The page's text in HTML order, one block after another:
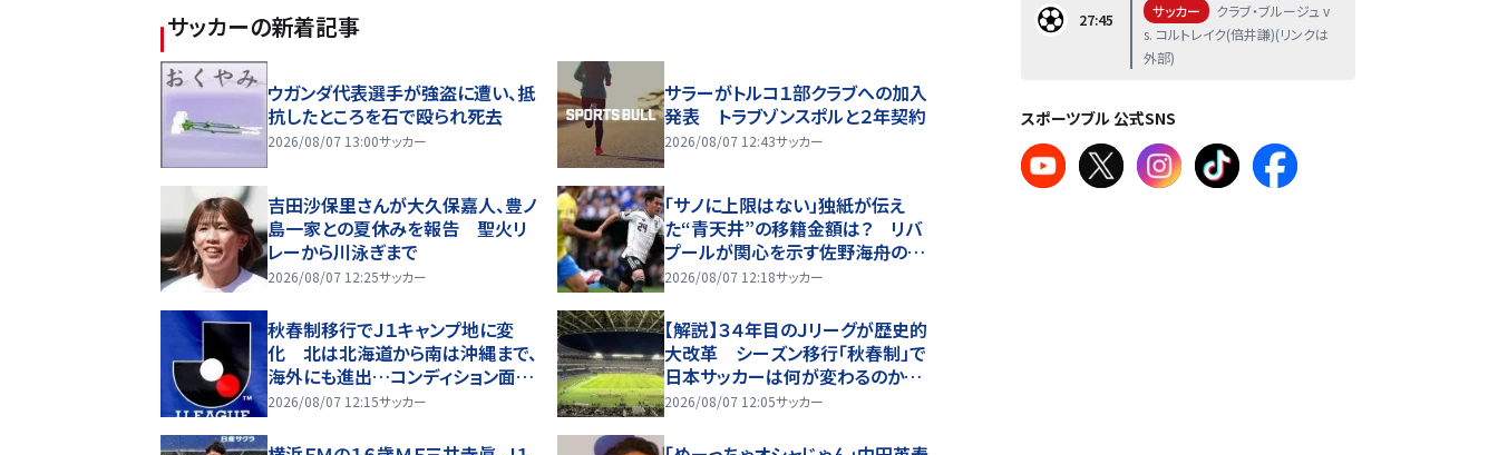
サッカーの新着記事
ウガンダ代表選手が強盗に遭い、抵
抗したところを石で殴られ死去
2026/08/07 13:00サッカー
サラーがトルコ１部クラブへの加入
発表 トラブゾンスポルと２年契約
2026/08/07 12:43サッカー
吉田沙保里さんが大久保嘉人、豊ノ
島一家との夏休みを報告 聖火リ
レーから川泳ぎまで
2026/08/07 12:25サッカー
「サノに上限はない」独紙が伝え
た“青天井”の移籍金額は？ リバ
プールが関心を示す佐野海舟の去
就状況をマインツ幹部が告白「価値
2026/08/07 12:18サッカー
秋春制移行でＪ１キャンプ地に変
化 北は北海道から南は沖縄まで、
海外にも進出…コンディション面で
今後の指針に Jリーグ７日開幕
2026/08/07 12:15サッカー
【解説】３４年目のＪリーグが歴史的
大改革 シーズン移行「秋春制」で
日本サッカーは何が変わるのか…７
日開幕
2026/08/07 12:05サッカー
27:45 サッカー
クラブ・ブルージュ v
s. コルトレイク(倍井謙)(リンクは
外部)
スポーツブル 公式SNS